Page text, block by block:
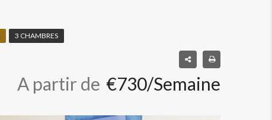
3 CHAMBRES
A partir de €730/Semaine